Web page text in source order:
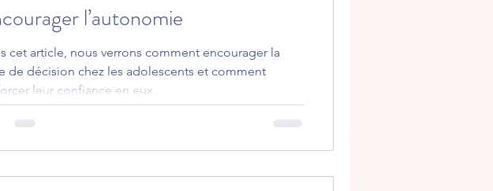
l’autonomie
cet article, nous verrons comment encourager la
de décision chez les adolescents et comment
leur confiance en eux.